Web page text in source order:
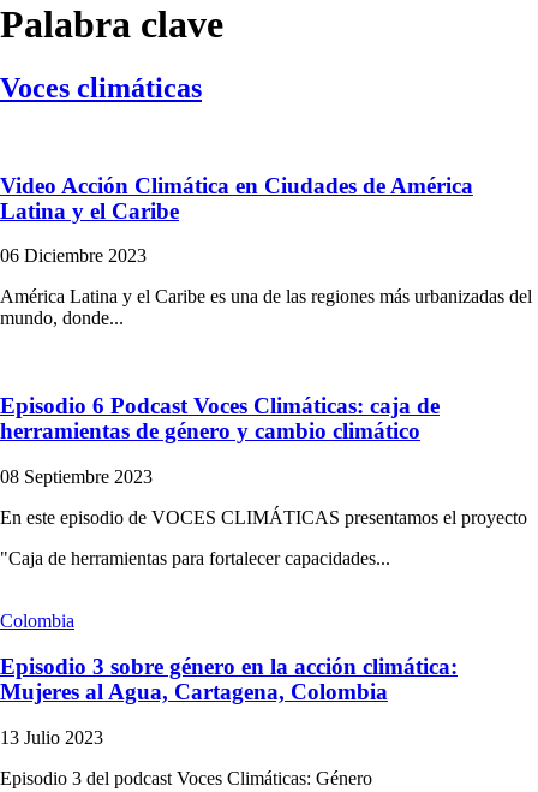
de
Palabra clave
Voces climáticas
Video Acción Climática en Ciudades de América
Latina y el Caribe
06 Diciembre 2023
América Latina y el Caribe es una de las regiones más urbanizadas del
mundo, donde...
Episodio 6 Podcast Voces Climáticas: caja de
herramientas de género y cambio climático
08 Septiembre 2023
En este episodio de VOCES CLIMÁTICAS presentamos el proyecto
"Caja de herramientas para fortalecer capacidades...
Colombia
Episodio 3 sobre género en la acción climática:
Mujeres al Agua, Cartagena, Colombia
13 Julio 2023
Episodio 3 del podcast Voces Climáticas: Género